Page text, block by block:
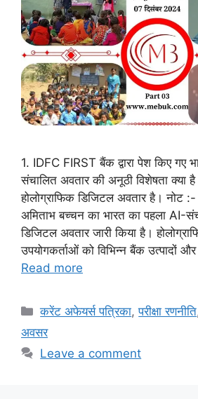
1. IDFC FIRST बैंक द्वारा पेश किए गए
संचालित अवतार की अनूठी विशेषता क्या
होलोग्राफिक डिजिटल अवतार है। नोट
अमिताभ बच्चन का भारत का पहला AI-
डिजिटल अवतार जारी किया है।
उपयोगकर्ताओं को विभिन्न बैंक उत्पादों
Read more
Categories
करेंट अफेयर्स पत्रिका,परीक्षा रणनीति
अवसर
Leave a comment